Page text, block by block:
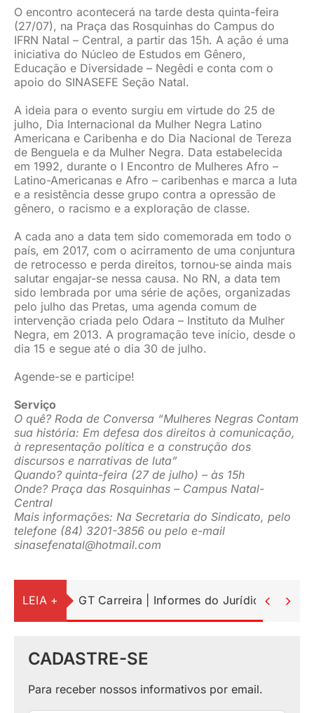
O encontro acontecerá na tarde desta quinta-feira
(27/07), na Praça das Rosquinhas do Campus do
IFRN Natal – Central, a partir das 15h. A ação é uma
iniciativa do Núcleo de Estudos em Gênero,
Educação e Diversidade – Negêdi e conta com o
apoio do SINASEFE Seção Natal.
A ideia para o evento surgiu em virtude do 25 de
julho, Dia Internacional da Mulher Negra Latino
Americana e Caribenha e do Dia Nacional de Tereza
de Benguela e da Mulher Negra. Data estabelecida
em 1992, durante o I Encontro de Mulheres Afro –
Latino-Americanas e Afro – caribenhas e marca a luta
e a resistência desse grupo contra a opressão de
gênero, o racismo e a exploração de classe.
A cada ano a data tem sido comemorada em todo o
país, em 2017, com o acirramento de uma conjuntura
de retrocesso e perda direitos, tornou-se ainda mais
salutar engajar-se nessa causa. No RN, a data tem
sido lembrada por uma série de ações, organizadas
pelo julho das Pretas, uma agenda comum de
intervenção criada pelo Odara – Instituto da Mulher
Negra, em 2013. A programação teve início, desde o
dia 15 e segue até o dia 30 de julho.
Agende-se e participe!
Serviço
O quê? Roda de Conversa “Mulheres Negras Contam
sua história: Em defesa dos direitos à comunicação,
à representação política e a construção dos
discursos e narrativas de luta”
Quando? quinta-feira (27 de julho) – às 15h
Onde? Praça das Rosquinhas – Campus Natal-
Central
Mais informações: Na Secretaria do Sindicato, pelo
telefone (84) 3201-3856 ou pelo e-mail
sinasefenatal@hotmail.com
LEIA + GT Carreira | Informes do Jurídico 
CADASTRE-SE
Para receber nossos informativos por email.